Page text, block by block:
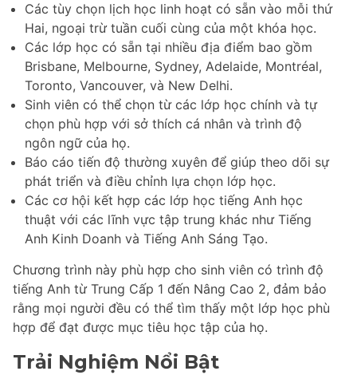
Các tùy chọn lịch học linh hoạt có sẵn vào mỗi thứ
Hai, ngoại trừ tuần cuối cùng của một khóa học.
Các lớp học có sẵn tại nhiều địa điểm bao gồm
Brisbane, Melbourne, Sydney, Adelaide, Montréal,
Toronto, Vancouver, và New Delhi.
Sinh viên có thể chọn từ các lớp học chính và tự
chọn phù hợp với sở thích cá nhân và trình độ
ngôn ngữ của họ.
Báo cáo tiến độ thường xuyên để giúp theo dõi sự
phát triển và điều chỉnh lựa chọn lớp học.
Các cơ hội kết hợp các lớp học tiếng Anh học
thuật với các lĩnh vực tập trung khác như Tiếng
Anh Kinh Doanh và Tiếng Anh Sáng Tạo.
Chương trình này phù hợp cho sinh viên có trình độ
tiếng Anh từ Trung Cấp 1 đến Nâng Cao 2, đảm bảo
rằng mọi người đều có thể tìm thấy một lớp học phù
hợp để đạt được mục tiêu học tập của họ.
Trải Nghiệm Nổi Bật